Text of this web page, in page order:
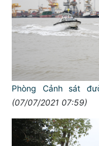
Phòng Cảnh sát
(07/07/2021 07:59)